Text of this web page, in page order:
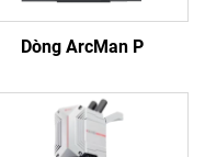
Dòng ArcMan P